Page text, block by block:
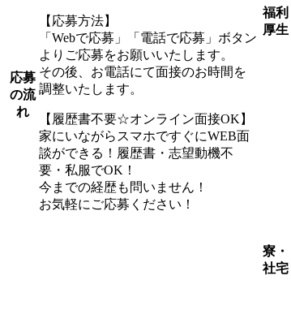
応募
の流
れ
【応募方法】
「Webで応募」「電話で応募」ボタン
よりご応募をお願いいたします。
その後、お電話にて面接のお時間を
調整いたします。
【履歴書不要☆オンライン面接OK】
家にいながらスマホですぐにWEB面
談ができる！履歴書・志望動機不
要・私服でOK！
今までの経歴も問いません！
お気軽にご応募ください！
福利
厚生
寮・
社宅